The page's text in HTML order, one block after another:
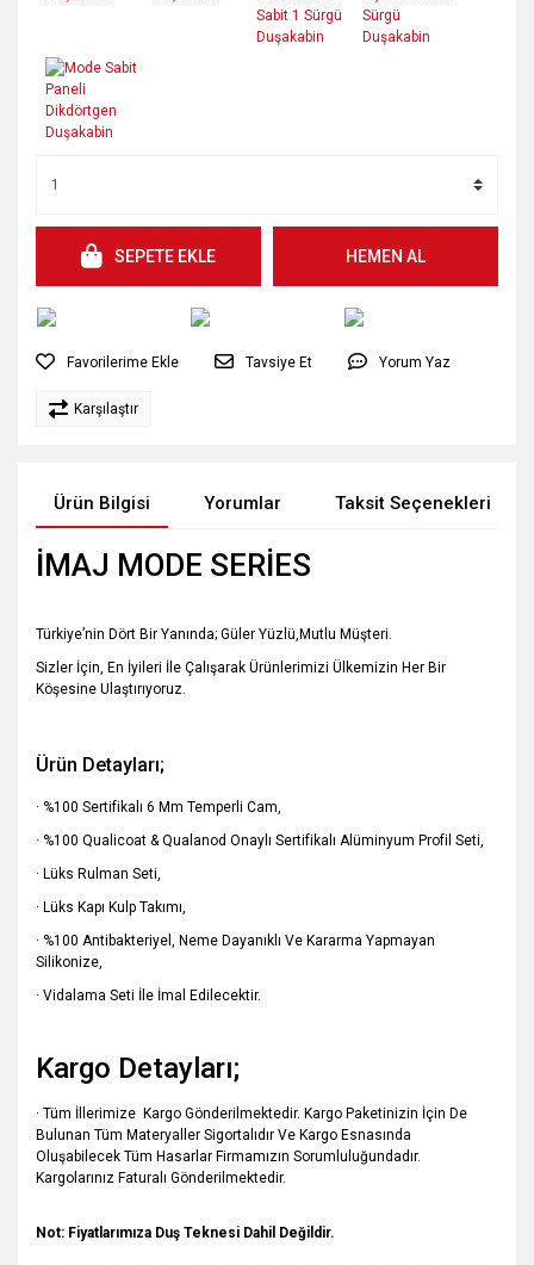
SEPETE EKLE HEMEN AL
Tavsiye Et Yorum Yaz
Karşılaştır
Ürün Bilgisi Yorumlar Taksit Seçenekleri
İMAJ MODE SERİES
Türkiye’nin Dört Bir Yanında; Güler Yüzlü,Mutlu Müşteri.
Sizler İçin, En İyileri İle Çalışarak Ürünlerimizi Ülkemizin Her Bir
Köşesine Ulaştırıyoruz.
Ürün Detayları;
· %100 Sertifikalı 6 Mm Temperli Cam,
· %100 Qualicoat & Qualanod Onaylı Sertifikalı Alüminyum Profil Seti,
· Lüks Rulman Seti,
· Lüks Kapı Kulp Takımı,
· %100 Antibakteriyel, Neme Dayanıklı Ve Kararma Yapmayan
Silikonize,
· Vidalama Seti İle İmal Edilecektir.
Kargo Detayları;
· Tüm İllerimize Kargo Gönderilmektedir. Kargo Paketinizin İçin De
Bulunan Tüm Materyaller Sigortalıdır Ve Kargo Esnasında
Oluşabilecek Tüm Hasarlar Firmamızın Sorumluluğundadır.
Kargolarınız Faturalı Gönderilmektedir.
Not: Fiyatlarımıza Duş Teknesi Dahil Değildir.